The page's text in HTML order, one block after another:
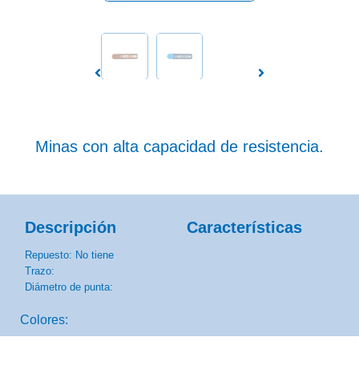
Minas con alta capacidad de resistencia.
Descripción
Repuesto: No tiene
Trazo:
Diámetro de punta:
Características
Colores: